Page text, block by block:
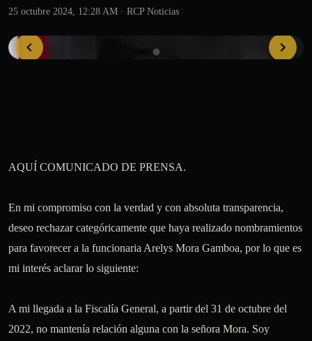
25 octubre 2024, 12:28 AM · RCP Noticias
AQUÍ COMUNICADO DE PRENSA.
En mi compromiso con la verdad y con absoluta transparencia,
deseo rechazar categóricamente que haya realizado nombramientos
para favorecer a la funcionaria Arelys Mora Gamboa, por lo que es
mi interés aclarar lo siguiente:
A mi llegada a la Fiscalía General, a partir del 31 de octubre del
2022, no mantenía relación alguna con la señora Mora. Soy